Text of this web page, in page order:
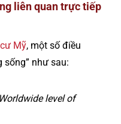
liên quan trực tiếp
Mỹ, một số điều
sống” như sau:
Worldwide level of